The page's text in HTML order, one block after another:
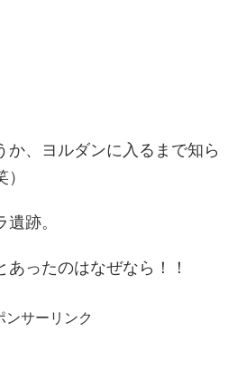
か、ヨルダンに入るまで知ら
跡。
ったのはなぜなら！！
ンサーリンク